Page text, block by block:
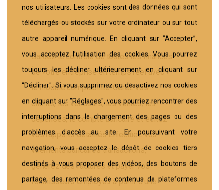
Gardez le contrôle de toutes les finances
de votre entreprise en temps réel avec
le module comptabilité. Gérez vos
clients, les vendeurs, les ventes, les
dépenses, le compte bancaire et éditez
vos rapports détaillés Effectuez vos
virements bancaires transactions,
générez des factures et payer vos
fournisseurs employés à partir d’une
nos utilisateurs. Les cookies sont des données qui sont
téléchargés ou stockés sur votre ordinateur ou sur tout
autre appareil numérique. En cliquant sur ”Accepter”,
vous acceptez l’utilisation des cookies. Vous pourrez
toujours les décliner ultérieurement en cliquant sur
"Décliner". Si vous supprimez ou désactivez nos cookies
en cliquant sur "Réglages", vous pourriez rencontrer des
interruptions dans le chargement des pages ou des
problèmes d’accès au site. En poursuivant votre
navigation, vous acceptez le dépôt de cookies tiers
destinés à vous proposer des vidéos, des boutons de
partage, des remontées de contenus de plateformes